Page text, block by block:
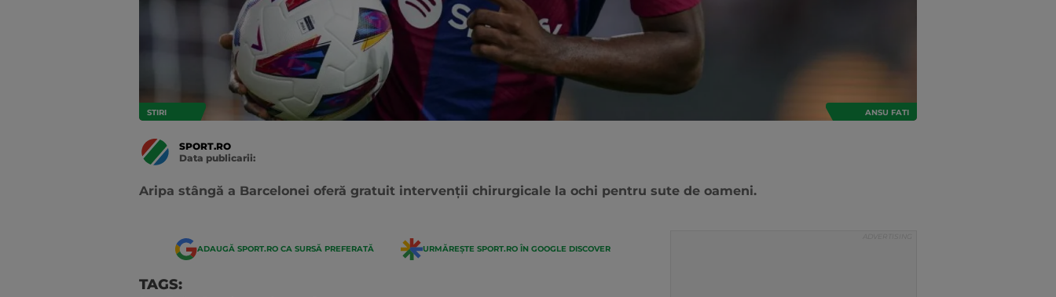
STIRI ANSU FATI
SPORT.RO
Data publicarii:
Aripa stângă a Barcelonei oferă gratuit intervenții chirurgicale la ochi pentru sute de oameni.
ADAUGĂ SPORT.RO CA SURSĂ PREFERATĂ URMĂREȘTE SPORT.RO ÎN GOOGLE DISCOVER
TAGS: